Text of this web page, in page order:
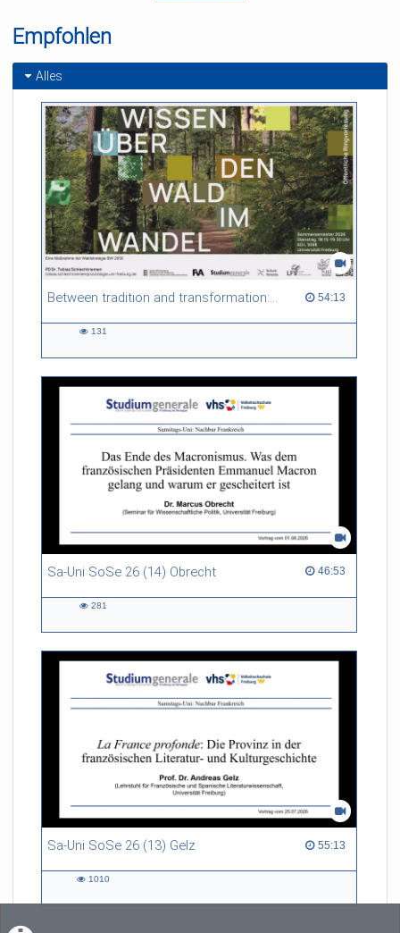
Prof. Dr. Stefanie Steiner-
Grage
Empfohlen
Alles
Between tradition and transformation: how owners, advisers and institutions co-create knowledge for resilient forests in Europe 54:13
54:13 duration
131
Sa-Uni SoSe 26 (14) Obrecht 46:53
46:53 duration
281
Sa-Uni SoSe 26 (13) Gelz 55:13
55:13 duration
1010